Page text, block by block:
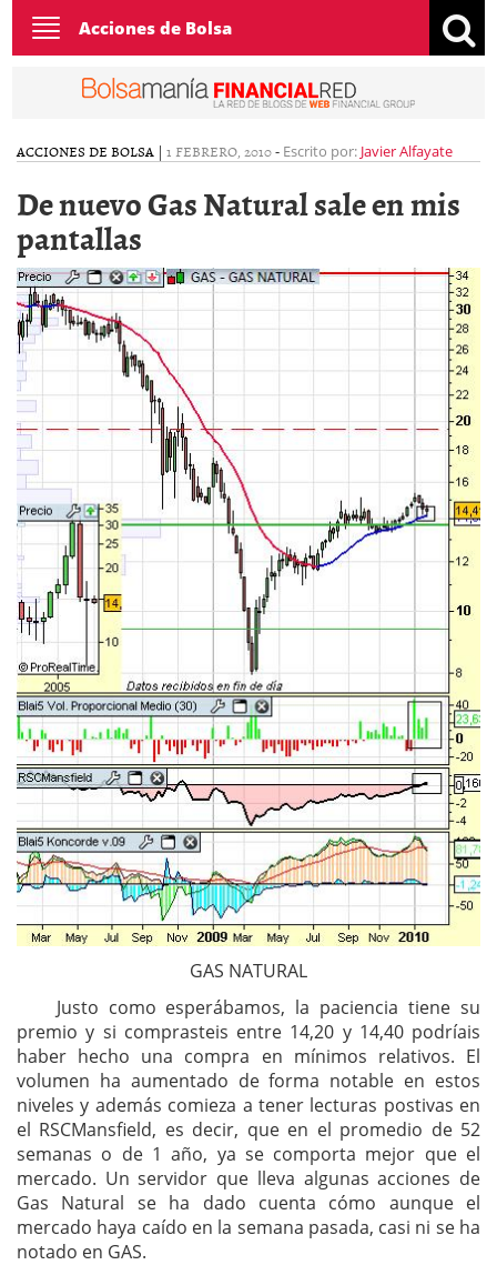
Toggle
navigation
Acciones de Bolsa
ACCIONES DE BOLSA | 1 FEBRERO, 2010- Escrito por: Javier Alfayate
De nuevo Gas Natural sale en mis
pantallas
GAS NATURAL
Justo como esperábamos, la paciencia tiene su
premio y si comprasteis entre 14,20 y 14,40 podríais
haber hecho una compra en mínimos relativos. El
volumen ha aumentado de forma notable en estos
niveles y además comieza a tener lecturas postivas en
el RSCMansfield, es decir, que en el promedio de 52
semanas o de 1 año, ya se comporta mejor que el
mercado. Un servidor que lleva algunas acciones de
Gas Natural se ha dado cuenta cómo aunque el
mercado haya caído en la semana pasada, casi ni se ha
notado en GAS.